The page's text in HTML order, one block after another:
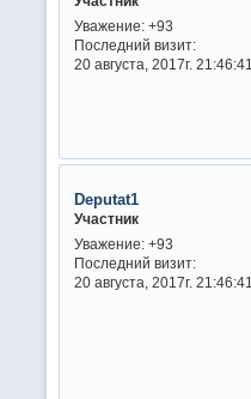
Уважение: +93
Последний визит:
20 августа, 2017г. 21:46:41
Deputat1
Участник
Уважение: +93
Последний визит:
20 августа, 2017г. 21:46:41